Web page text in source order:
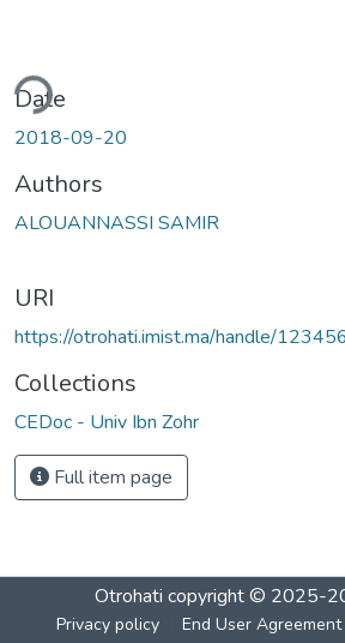
Date
2018-09-20
Authors
ALOUANNASSI SAMIR
URI
https://otrohati.imist.ma/handle/
Collections
CEDoc - Univ Ibn Zohr
Full item page
Otrohati copyright © 2025-
Privacy policy End User Agreement